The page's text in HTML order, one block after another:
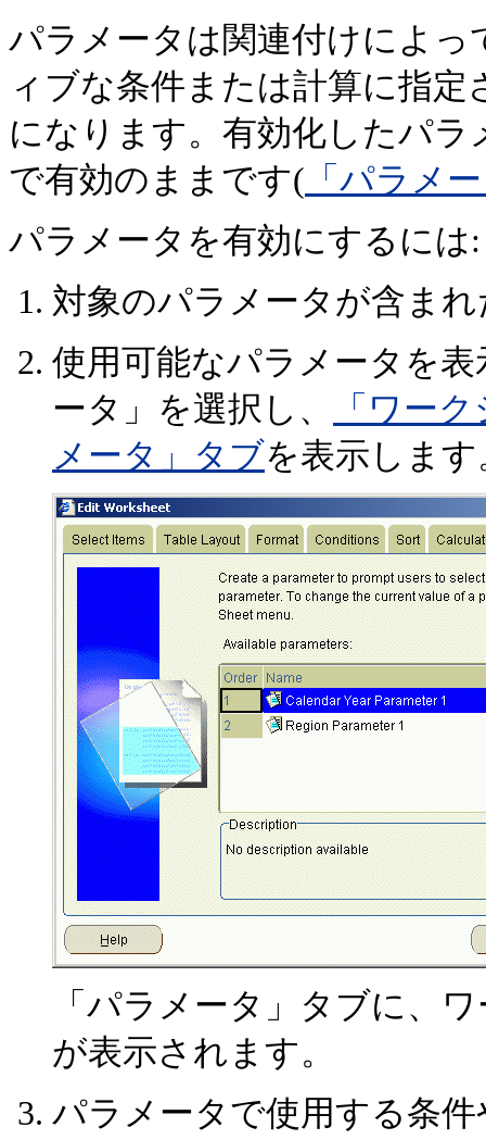
パラメータは関連付けによ
ィブな条件または計算に指
になります。有効化したパ
で有効のままです( 「パラメ
パラメータを有効にするには:
対象のパラメータが含ま
使用可能なパラメータを
ータ」を選択し、
「ワー
メータ」タブを表示します
「パラメータ」タブに、
が表示されます。
パラメータで使用する条